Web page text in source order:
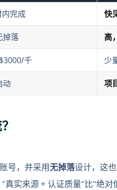
完成 快
掉落 高
千 少
动 项
号，并采用无掉落设计，这
实来源 + 认证质量"比"绝对